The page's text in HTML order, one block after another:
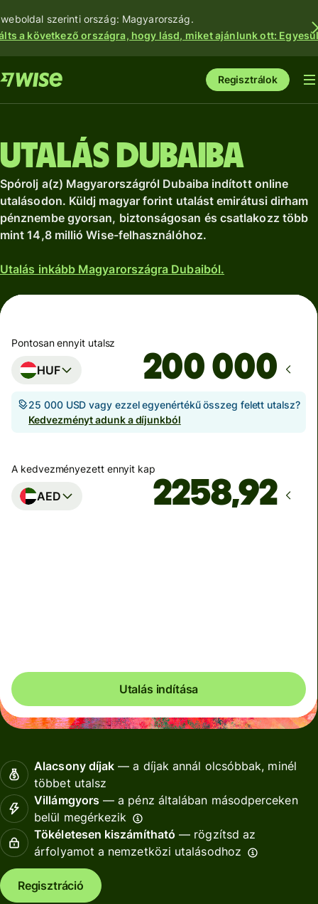
szerinti ország: Magyarország.
a következő országra, hogy lásd, miket ajánlunk ott:
Regisztrálok
Utalás Dubaiba
Spórolj a(z) Magyarországról Dubaiba indított online
utalásodon. Küldj magyar forint utalást emirátusi dirham
pénznembe gyorsan, biztonságosan és csatlakozz több
mint 14,8 millió Wise-felhasználóhoz.
Utalás inkább Magyarországra Dubaiból.
Pontosan ennyit utalsz
HUF
25 000 USD vagy ezzel egyenértékű összeg felett utalsz?
Kedvezményt adunk a díjunkból
A kedvezményezett ennyit kap
AED
Utalás indítása
Alacsony díjak — a díjak annál olcsóbbak, minél
többet utalsz
Villámgyors — a pénz általában másodperceken
belül megérkezik
Tökéletesen kiszámítható — rögzítsd az
árfolyamot a nemzetközi utalásodhoz
Regisztráció